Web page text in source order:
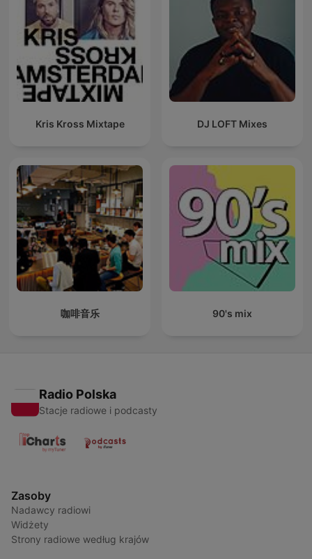
Kris Kross Mixtape DJ LOFT Mixes
咖啡音乐 90's mix
Radio Polska
Stacje radiowe i podcasty
Zasoby
Nadawcy radiowi
Widżety
Strony radiowe według krajów